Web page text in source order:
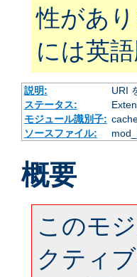
性があ
には英
説明:
URI
ステータス:
モジュール識別子:
ソースファイル:
概要
このモ
クティ